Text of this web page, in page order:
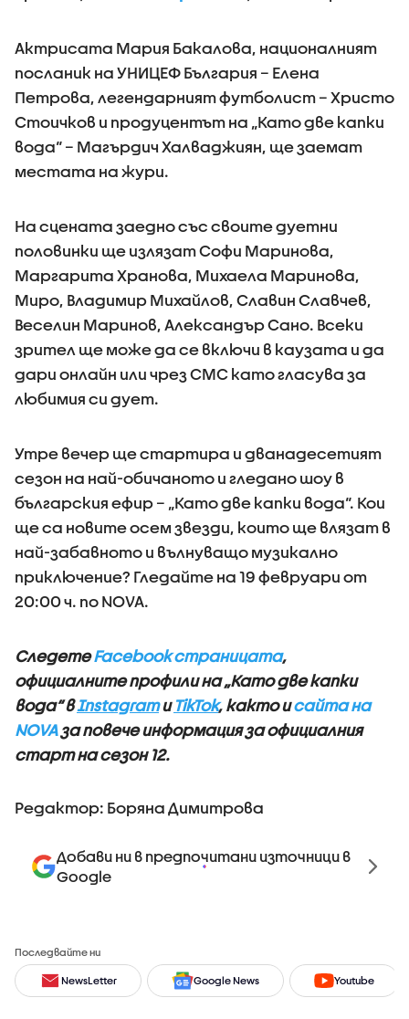
Актрисата Мария Бакалова, националният
посланик на УНИЦЕФ България – Елена
Петрова, легендарният футболист – Христо
Стоичков и продуцентът на „Като две капки
вода“ – Магърдич Халваджиян, ще заемат
местата на жури.
На сцената заедно със своите дуетни
половинки ще излязат Софи Маринова,
Маргарита Хранова, Михаела Маринова,
Миро, Владимир Михайлов, Славин Славчев,
Веселин Маринов, Александър Сано. Всеки
зрител ще може да се включи в каузата и да
дари онлайн или чрез СМС като гласува за
любимия си дует.
Утре вечер ще стартира и дванадесетият
сезон на най-обичаното и гледано шоу в
българския ефир – „Като две капки вода“. Кои
ще са новите осем звезди, които ще влязат в
най-забавното и вълнуващо музикално
приключение? Гледайте на 19 февруари от
20:00 ч. по NOVA.
СледетеFacebook страницата,
официалните профили на „Като две капки
вода“ вInstagramи TikTok, както исайта на
NOVAза повече информация за официалния
старт на сезон 12.
Редактор: Боряна Димитрова
Добави ни в предпочитани източници в
Google
Последвайте ни
NewsLetter Google News Youtube